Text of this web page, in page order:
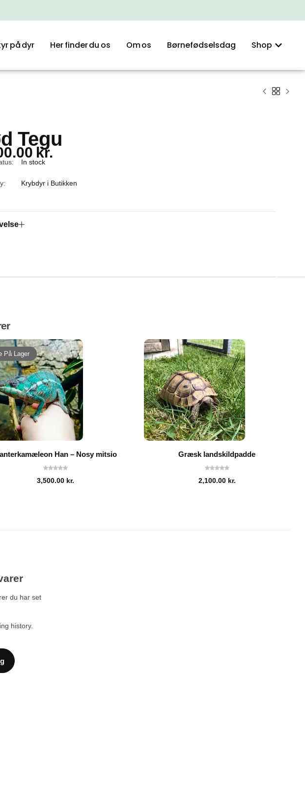
på dyr Her finder du os Om os Børnefødselsdag Shop
Tegu
kr.
In stock
Krybdyr i Butikken
På Lager
Han – Nosy mitsio
3,500.00 kr.
Græsk landskildpadde
2,100.00 kr.
du har set
history.